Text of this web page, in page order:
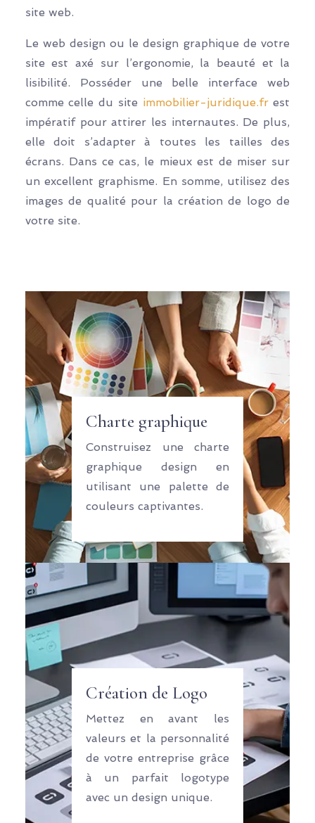
site web.
Le web design ou le design graphique de votre
site est axé sur l’ergonomie, la beauté et la
lisibilité. Posséder une belle interface web
comme celle du site immobilier-juridique.frest
impératif pour attirer les internautes. De plus,
elle doit s’adapter à toutes les tailles des
écrans. Dans ce cas, le mieux est de miser sur
un excellent graphisme. En somme, utilisez des
images de qualité pour la création de logo de
votre site.
Charte graphique
Construisez une charte
graphique design en
utilisant une palette de
couleurs captivantes.
Création de Logo
Mettez en avant les
valeurs et la personnalité
de votre entreprise grâce
à un parfait logotype
avec un design unique.